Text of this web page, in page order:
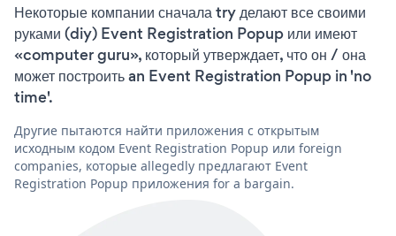
Некоторые компании сначала try делают все своими
руками (diy) Event Registration Popup или имеют
«computer guru», который утверждает, что он / она
может построить an Event Registration Popup in 'no
time'.
Другие пытаются найти приложения с открытым
исходным кодом Event Registration Popup или foreign
companies, которые allegedly предлагают Event
Registration Popup приложения for a bargain.